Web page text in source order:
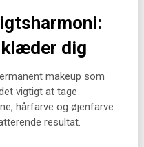
klæder dig
makeup som
vigtigt at tage
hårfarve og øjenfarve
resultat.